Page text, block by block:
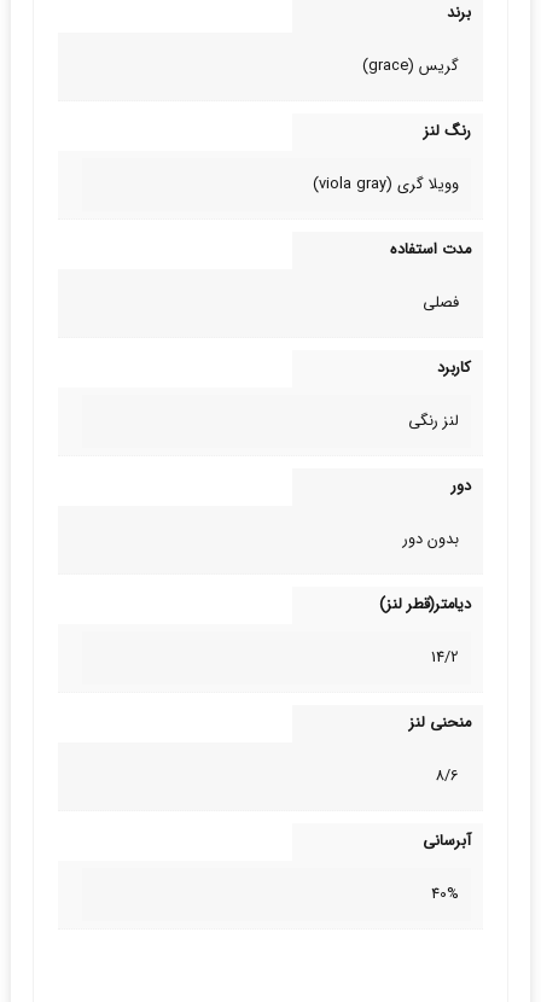
برند
گریس (grace)
رنگ لنز
وویلا گری (viola gray)
مدت استفاده
فصلی
کاربرد
لنز رنگی
دور
بدون دور
دیامتر(قطر لنز)
14/2
منحنی لنز
8/6
آبرسانی
40%